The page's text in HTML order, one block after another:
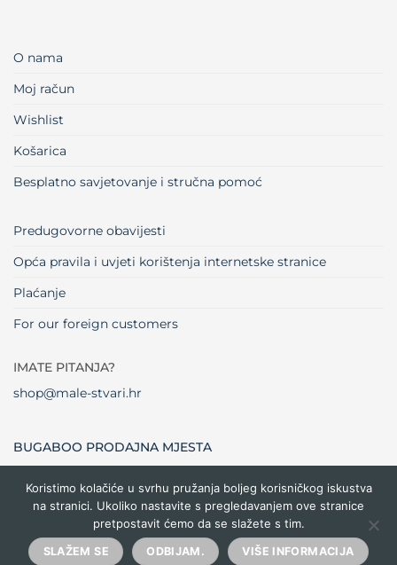
O nama
Moj račun
Wishlist
Košarica
Besplatno savjetovanje i stručna pomoć
Predugovorne obavijesti
Opća pravila i uvjeti korištenja internetske stranice
Plaćanje
For our foreign customers
IMATE PITANJA?
shop@male-stvari.hr
BUGABOO PRODAJNA MJESTA
Visa MasterCardMaestro Dinners
Club
Credit
Card
Cash
Delivery
Copyright 2026 ©Male stvari
Koristimo kolačiće u svrhu pružanja boljeg korisničkog iskustva
na stranici. Ukoliko nastavite s pregledavanjem ove stranice
pretpostavit ćemo da se slažete s tim.
SLAŽEM SE ODBIJAM. VIŠE INFORMACIJA